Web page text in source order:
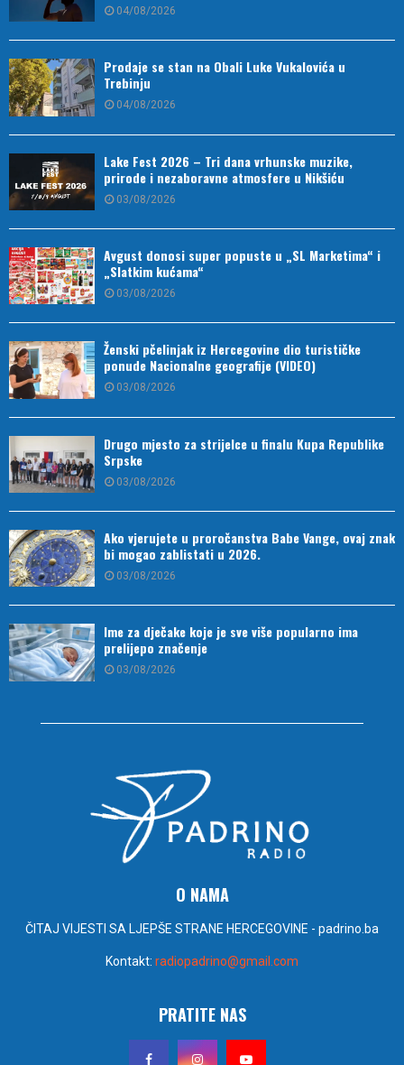
04/08/2026
Prodaje se stan na Obali Luke Vukalovića u
Trebinju
04/08/2026
Lake Fest 2026 – Tri dana vrhunske muzike,
prirode i nezaboravne atmosfere u Nikšiću
03/08/2026
Avgust donosi super popuste u „SL Marketima“ i
„Slatkim kućama“
03/08/2026
Ženski pčelinjak iz Hercegovine dio turističke
ponude Nacionalne geografije (VIDEO)
03/08/2026
Drugo mjesto za strijelce u finalu Kupa Republike
Srpske
03/08/2026
Ako vjerujete u proročanstva Babe Vange, ovaj znak
bi mogao zablistati u 2026.
03/08/2026
Ime za dječake koje je sve više popularno ima
prelijepo značenje
03/08/2026
O NAMA
ČITAJ VIJESTI SA LJEPŠE STRANE HERCEGOVINE - padrino.ba
Kontakt: radiopadrino@gmail.com
PRATITE NAS